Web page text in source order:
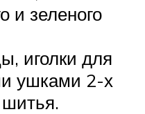
и зеленого
иголки для
ушками 2-х